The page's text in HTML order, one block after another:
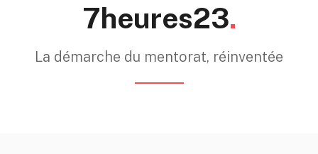
7heures23.
La démarche du mentorat, réinventée